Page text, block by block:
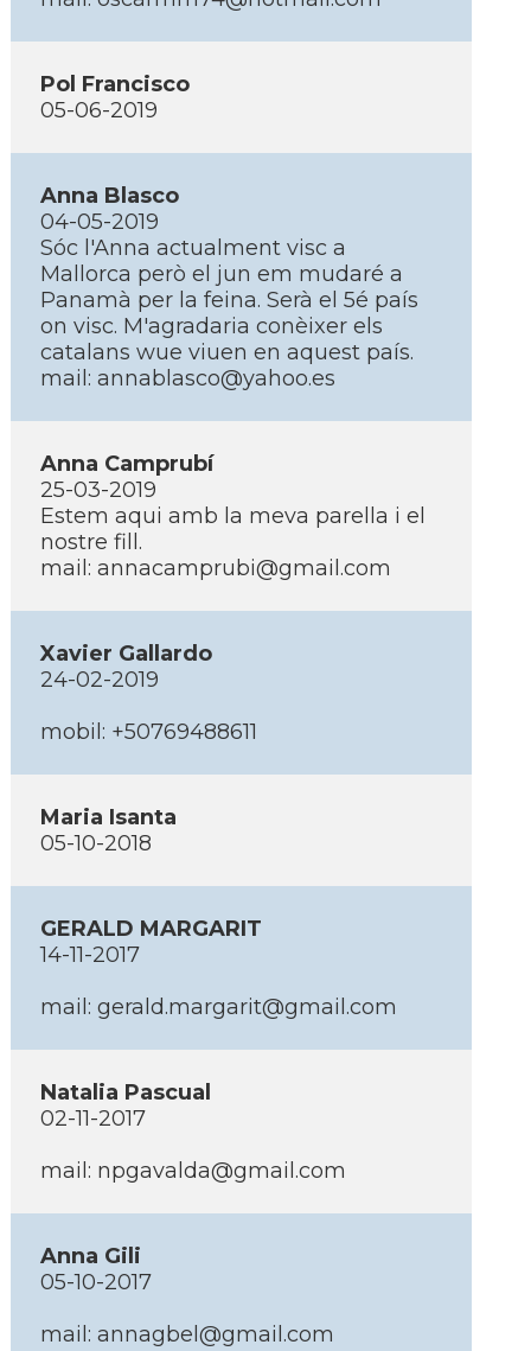
Pol Francisco
05-06-2019
Anna Blasco
04-05-2019
Sóc l'Anna actualment visc a
Mallorca però el jun em mudaré a
Panamà per la feina. Serà el 5é paí­s
on visc. M'agradaria conèixer els
catalans wue viuen en aquest paí­s.
mail: annablasco@yahoo.es
Anna Camprubí­
25-03-2019
Estem aqui amb la meva parella i el
nostre fill.
mail: annacamprubi@gmail.com
Xavier Gallardo
24-02-2019
mobil: +50769488611
Maria Isanta
05-10-2018
GERALD MARGARIT
14-11-2017
mail: gerald.margarit@gmail.com
Natalia Pascual
02-11-2017
mail: npgavalda@gmail.com
Anna Gili
05-10-2017
mail: annagbel@gmail.com